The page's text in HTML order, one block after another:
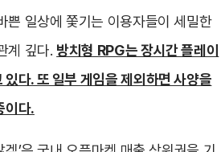
쁜 일상에 쫓기는 이용자들이 세밀한
계 깊다. 방치형 RPG는 장시간 플레이
다. 또 일부 게임을 제외하면 사양을
이다.